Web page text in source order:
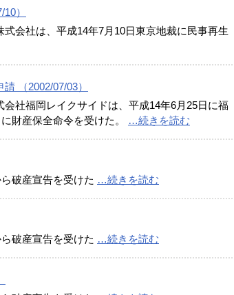
）
会社は、平成14年7月10日東京地裁に民事再生
（2002/07/03）
社福岡レイクサイドは、平成14年6月25日に福
財産保全命令を受けた。
…続きを読む
破産宣告を受けた …続きを読む
破産宣告を受けた …続きを読む